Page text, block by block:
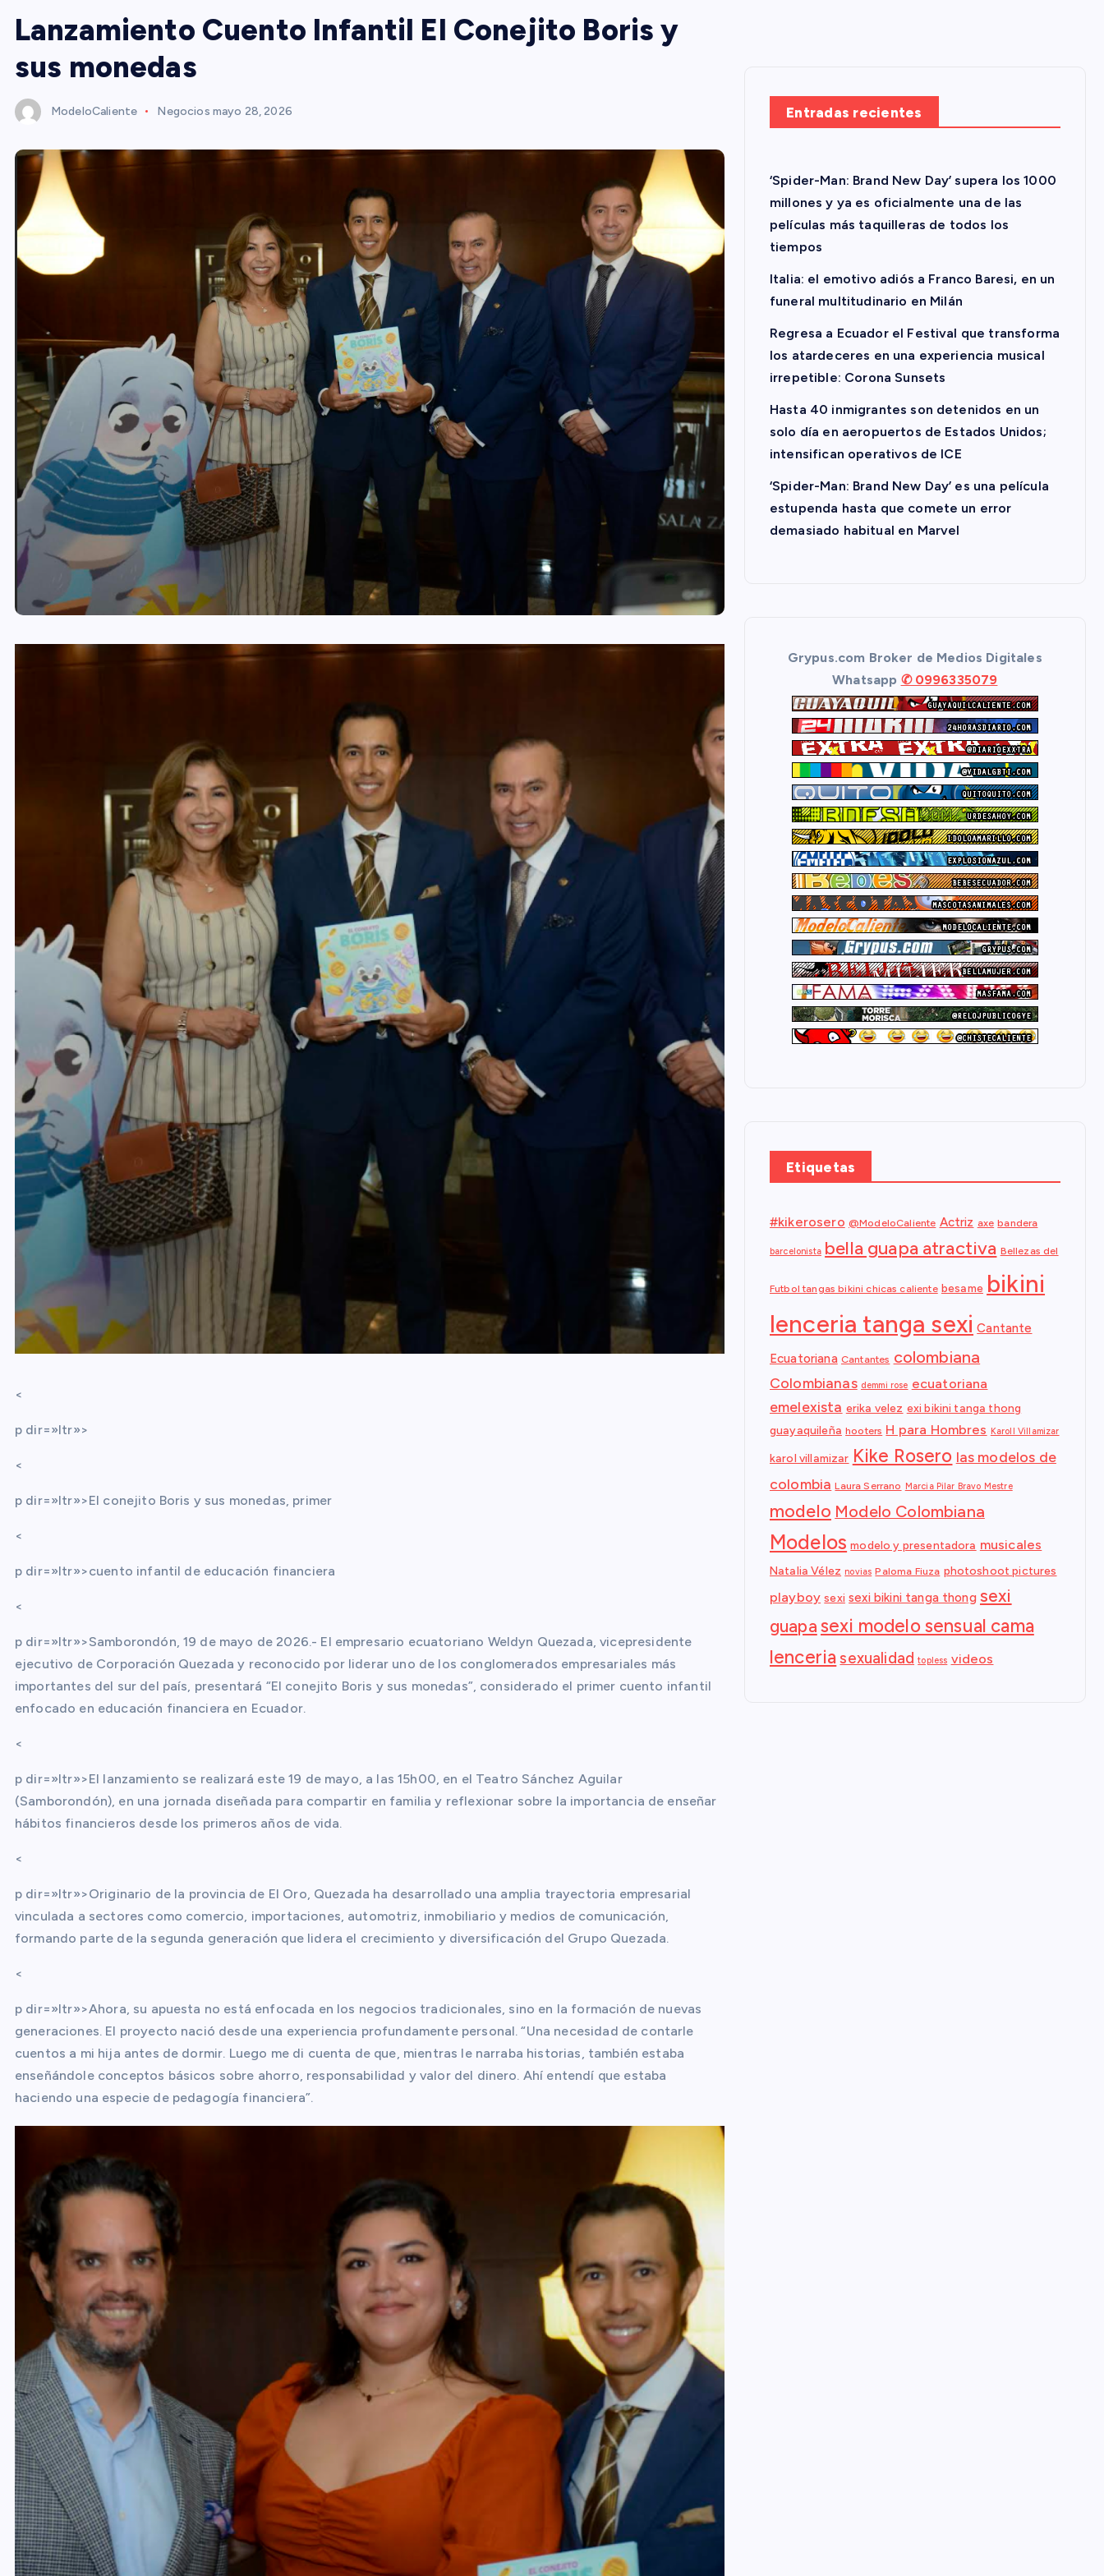
Lanzamiento Cuento Infantil El Conejito Boris y
sus monedas
ModeloCaliente Negocios mayo 28, 2026
<
p dir=»ltr»>
<
p dir=»ltr»>El conejito Boris y sus monedas, primer
<
p dir=»ltr»>cuento infantil de educación financiera
<
p dir=»ltr»>Samborondón, 19 de mayo de 2026.- El empresario ecuatoriano Weldyn Quezada, vicepresidente
ejecutivo de Corporación Quezada y reconocido por liderar uno de los conglomerados empresariales más
importantes del sur del país, presentará “El conejito Boris y sus monedas”, considerado el primer cuento infantil
enfocado en educación financiera en Ecuador.
<
p dir=»ltr»>El lanzamiento se realizará este 19 de mayo, a las 15h00, en el Teatro Sánchez Aguilar
(Samborondón), en una jornada diseñada para compartir en familia y reflexionar sobre la importancia de enseñar
hábitos financieros desde los primeros años de vida.
<
p dir=»ltr»>Originario de la provincia de El Oro, Quezada ha desarrollado una amplia trayectoria empresarial
vinculada a sectores como comercio, importaciones, automotriz, inmobiliario y medios de comunicación,
formando parte de la segunda generación que lidera el crecimiento y diversificación del Grupo Quezada.
<
p dir=»ltr»>Ahora, su apuesta no está enfocada en los negocios tradicionales, sino en la formación de nuevas
generaciones. El proyecto nació desde una experiencia profundamente personal. “Una necesidad de contarle
cuentos a mi hija antes de dormir. Luego me di cuenta de que, mientras le narraba historias, también estaba
enseñándole conceptos básicos sobre ahorro, responsabilidad y valor del dinero. Ahí entendí que estaba
haciendo una especie de pedagogía financiera”.
Entradas recientes
‘Spider-Man: Brand New Day’ supera los 1000
millones y ya es oficialmente una de las
películas más taquilleras de todos los
tiempos
Italia: el emotivo adiós a Franco Baresi, en un
funeral multitudinario en Milán
Regresa a Ecuador el Festival que transforma
los atardeceres en una experiencia musical
irrepetible: Corona Sunsets
Hasta 40 inmigrantes son detenidos en un
solo día en aeropuertos de Estados Unidos;
intensifican operativos de ICE
‘Spider-Man: Brand New Day’ es una película
estupenda hasta que comete un error
demasiado habitual en Marvel
Grypus.com Broker de Medios Digitales
Whatsapp ✆ 0996335079
Etiquetas
#kikerosero @ModeloCaliente Actriz axe bandera
barcelonista bella guapa atractiva Bellezas del
Futbol tangas bikini chicas caliente besame bikini
lenceria tanga sexi Cantante
Ecuatoriana Cantantes colombiana
Colombianas demmi rose ecuatoriana
emelexista erika velez exi bikini tanga thong
guayaquileña hooters H para Hombres Karoll Villamizar
karol villamizar Kike Rosero las modelos de
colombia Laura Serrano Marcia Pilar Bravo Mestre
modelo Modelo Colombiana
Modelos modelo y presentadora musicales
Natalia Vélez novias Paloma Fiuza photoshoot pictures
playboy sexi sexi bikini tanga thong sexi
guapa sexi modelo sensual cama
lenceriasexualidad topless videos